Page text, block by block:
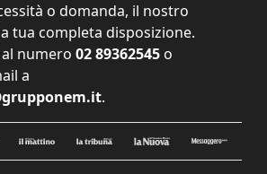
o domanda, il nostro
tua completa disposizione.
numero 02 89362545 o
a
.